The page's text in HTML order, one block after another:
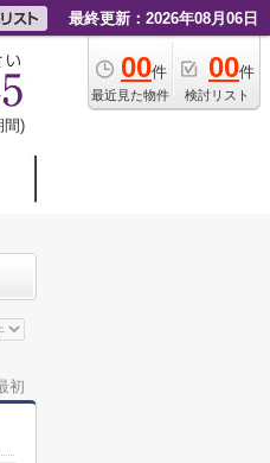
最終更新：2026年08月06日
00件
最近見た物件
00件
検討リスト
間)
初